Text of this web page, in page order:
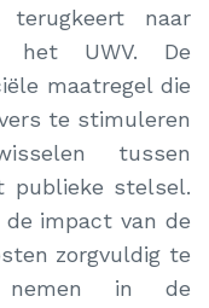
terugkeert naar
het UWV. De
maatregel die
te stimuleren
tussen
publieke stelsel.
impact van de
zorgvuldig te
in de